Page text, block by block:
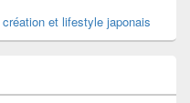
et lifestyle japonais